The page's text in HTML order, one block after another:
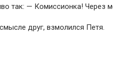
так: — Комиссионка! Через
друг, взмолился Петя.